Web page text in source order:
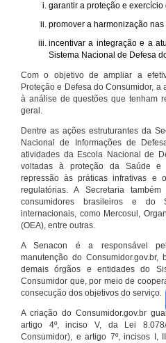
garantir a proteção e
promover a harmonização
incentivar a integração e a
Sistema Nacional de Defesa
Com o objetivo de ampliar a
Proteção e Defesa do Consumidor,
à análise de questões que tenham
geral.
Dentre as ações estruturantes da
Nacional de Informações de
atividades da Escola Nacional de
voltadas à proteção da Saúde e
repressão às práticas infrativas e
regulatórias. A Secretaria
consumidores brasileiros e do
internacionais, como Mercosul,
(OEA), entre outras.
A Senacon é a responsável
manutenção do
demais órgãos e entidades do
Consumidor que, por meio de
consecução dos objetivos do serviço.
A criação do Consumidor.gov.br
artigo 4º, inciso V, da Lei
Consumidor), e artigo 7º, incisos I,